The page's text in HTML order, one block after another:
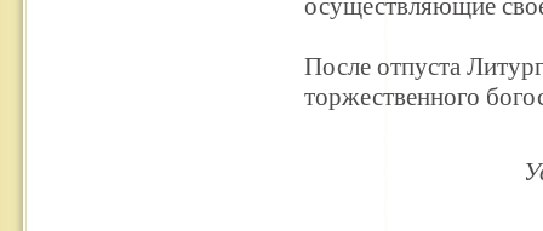
осуществляющие
После отпуста
торжественного